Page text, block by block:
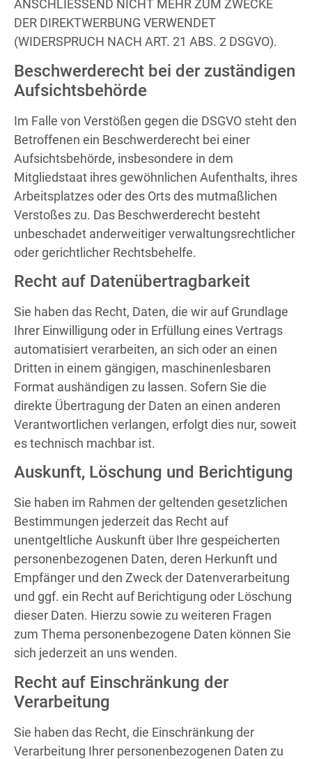
ANSCHLIESSEND NICHT MEHR ZUM ZWECKE
DER DIREKTWERBUNG VERWENDET
(WIDERSPRUCH NACH ART. 21 ABS. 2 DSGVO).
Beschwerde­recht bei der zuständigen
Aufsichts­behörde
Im Falle von Verstößen gegen die DSGVO steht den
Betroffenen ein Beschwerderecht bei einer
Aufsichtsbehörde, insbesondere in dem
Mitgliedstaat ihres gewöhnlichen Aufenthalts, ihres
Arbeitsplatzes oder des Orts des mutmaßlichen
Verstoßes zu. Das Beschwerderecht besteht
unbeschadet anderweitiger verwaltungsrechtlicher
oder gerichtlicher Rechtsbehelfe.
Recht auf Daten­übertrag­barkeit
Sie haben das Recht, Daten, die wir auf Grundlage
Ihrer Einwilligung oder in Erfüllung eines Vertrags
automatisiert verarbeiten, an sich oder an einen
Dritten in einem gängigen, maschinenlesbaren
Format aushändigen zu lassen. Sofern Sie die
direkte Übertragung der Daten an einen anderen
Verantwortlichen verlangen, erfolgt dies nur, soweit
es technisch machbar ist.
Auskunft, Löschung und Berichtigung
Sie haben im Rahmen der geltenden gesetzlichen
Bestimmungen jederzeit das Recht auf
unentgeltliche Auskunft über Ihre gespeicherten
personenbezogenen Daten, deren Herkunft und
Empfänger und den Zweck der Datenverarbeitung
und ggf. ein Recht auf Berichtigung oder Löschung
dieser Daten. Hierzu sowie zu weiteren Fragen
zum Thema personenbezogene Daten können Sie
sich jederzeit an uns wenden.
Recht auf Einschränkung der
Verarbeitung
Sie haben das Recht, die Einschränkung der
Verarbeitung Ihrer personenbezogenen Daten zu